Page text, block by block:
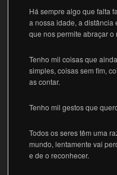
Há sempre algo que falta
a nossa idade, a distância
que nos permite abraçar
Tenho mil coisas que
simples, coisas sem fim,
as contar.
Tenho mil gestos que
Todos os seres têm uma
mundo, lentamente vai
e de o reconhecer.